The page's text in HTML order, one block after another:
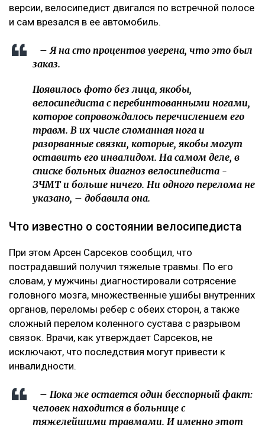
версии, велосипедист двигался по встречной полосе
и сам врезался в ее автомобиль.
– Я на сто процентов уверена, что это был
заказ.
Появилось фото без лица, якобы,
велосипедиста с перебинтованными ногами,
которое сопровождалось перечислением его
травм. В их числе сломанная нога и
разорванные связки, которые, якобы могут
оставить его инвалидом. На самом деле, в
списке больных диагноз велосипедиста -
ЗЧМТ и больше ничего. Ни одного перелома не
указано, – добавила она.
Что известно о состоянии велосипедиста
При этом Арсен Сарсеков сообщил, что
пострадавший получил тяжелые травмы. По его
словам, у мужчины диагностировали сотрясение
головного мозга, множественные ушибы внутренних
органов, переломы ребер с обеих сторон, а также
сложный перелом коленного сустава с разрывом
связок. Врачи, как утверждает Сарсеков, не
исключают, что последствия могут привести к
инвалидности.
– Пока же остается один бесспорный факт:
человек находится в больнице с
тяжелейшими травмами. И именно этот